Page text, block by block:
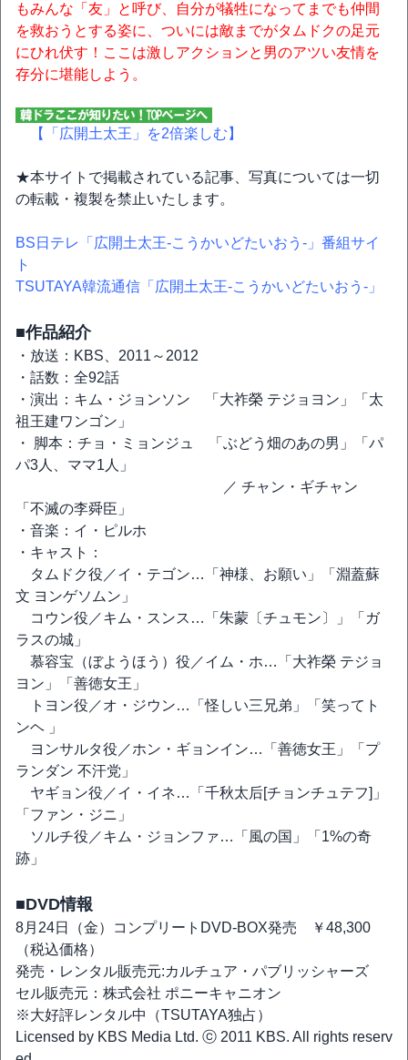
もみんな「友」と呼び、自分が犠牲になってまでも仲間
を救おうとする姿に、ついには敵までがタムドクの足元
にひれ伏す！ここは激しアクションと男のアツい友情を
存分に堪能しよう。
【「広開土太王」を2倍楽しむ】
★本サイトで掲載されている記事、写真については一切
の転載・複製を禁止いたします。
BS日テレ「広開土太王-こうかいどたいおう-」番組サイ
ト
TSUTAYA韓流通信「広開土太王-こうかいどたいおう-」
■作品紹介
・放送：KBS、2011～2012
・話数：全92話
・演出：キム・ジョンソン 「大祚榮 テジョヨン」「太
祖王建ワンゴン」
・ 脚本：チョ・ミョンジュ 「ぶどう畑のあの男」「パ
パ3人、ママ1人」
／ チャン・ギチャン
「不滅の李舜臣」
・音楽：イ・ピルホ
・キャスト：
タムドク役／イ・テゴン…「神様、お願い」「淵蓋蘇
文 ヨンゲソムン」
コウン役／キム・スンス…「朱蒙〔チュモン〕」「ガ
ラスの城」
慕容宝（ぼようほう）役／イム・ホ…「大祚榮 テジョ
ヨン」「善徳女王」
トヨン役／オ・ジウン…「怪しい三兄弟」「笑ってト
ンヘ 」
ヨンサルタ役／ホン・ギョンイン…「善徳女王」「プ
ランダン 不汗党」
ヤギョン役／イ・イネ…「千秋太后[チョンチュテフ]」
「ファン・ジニ」
ソルチ役／キム・ジョンファ…「風の国」「1%の奇
跡」
■DVD情報
8月24日（金）コンプリートDVD-BOX発売 ￥48,300
（税込価格）
発売・レンタル販売元:カルチュア・パブリッシャーズ
セル販売元：株式会社 ポニーキャニオン
※大好評レンタル中（TSUTAYA独占）
Licensed by KBS Media Ltd. ⓒ 2011 KBS. All rights reserv